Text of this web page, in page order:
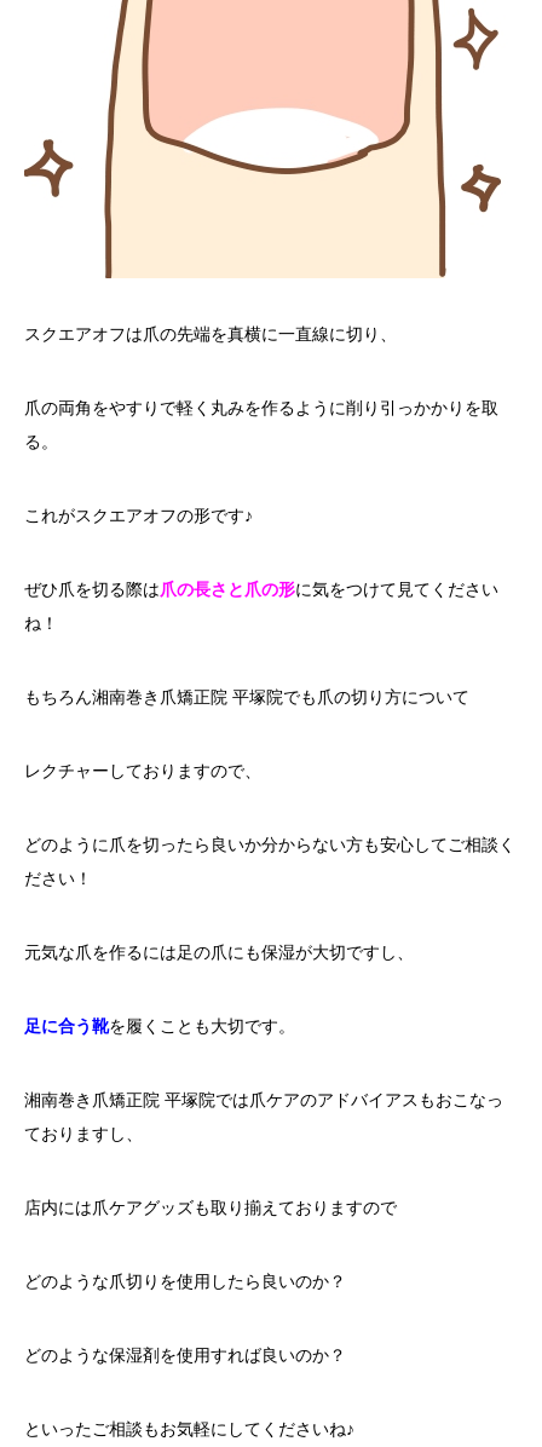
スクエアオフは爪の先端を真横に一直線に切り、
爪の両角をやすりで軽く丸みを作るように削り引っかかりを取
る。
これがスクエアオフの形です♪
ぜひ爪を切る際は爪の長さと爪の形に気をつけて見てください
ね！
もちろん湘南巻き爪矯正院 平塚院でも爪の切り方について
レクチャーしておりますので、
どのように爪を切ったら良いか分からない方も安心してご相談く
ださい！
元気な爪を作るには足の爪にも保湿が大切ですし、
足に合う靴を履くことも大切です。
湘南巻き爪矯正院 平塚院では爪ケアのアドバイアスもおこなっ
ておりますし、
店内には爪ケアグッズも取り揃えておりますので
どのような爪切りを使用したら良いのか？
どのような保湿剤を使用すれば良いのか？
といったご相談もお気軽にしてくださいね♪